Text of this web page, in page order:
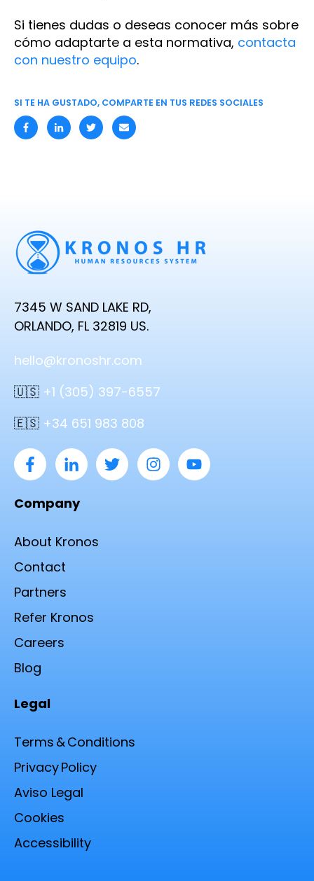
Si tienes dudas o deseas conocer más sobre
cómo adaptarte a esta normativa, contacta
con nuestro equipo.
SI TE HA GUSTADO, COMPARTE EN TUS REDES SOCIALES
7345 W SAND LAKE RD,
ORLANDO, FL 32819 US.
hello@kronoshr.com
🇺🇸 +1 (305) 397-6557
🇪🇸 +34 651 983 808
Company
About Kronos
Contact
Partners
Refer Kronos
Careers
Blog
Legal
Terms & Conditions
Privacy Policy
Aviso Legal
Cookies
Accessibility